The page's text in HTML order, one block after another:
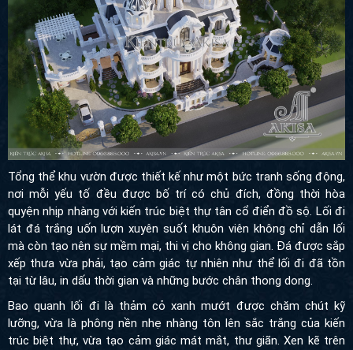
Tổng thể khu vườn được thiết kế như một bức tranh sống động,
nơi mỗi yếu tố đều được bố trí có chủ đích, đồng thời hòa quyện
nhịp nhàng với kiến trúc biệt thự tân cổ điển đồ sộ. Lối đi lát đá
trắng uốn lượn xuyên suốt khuôn viên không chỉ dẫn lối mà còn
tạo nên sự mềm mại, thi vị cho không gian. Đá được sắp xếp
thưa vừa phải, tạo cảm giác tự nhiên như thể lối đi đã tồn tại từ
lâu, in dấu thời gian và những bước chân thong dong.
Bao quanh lối đi là thảm cỏ xanh mướt được chăm chút kỹ
lưỡng, vừa là phông nền nhẹ nhàng tôn lên sắc trắng của kiến
trúc biệt thự, vừa tạo cảm giác mát mắt, thư giãn. Xen kẽ trên